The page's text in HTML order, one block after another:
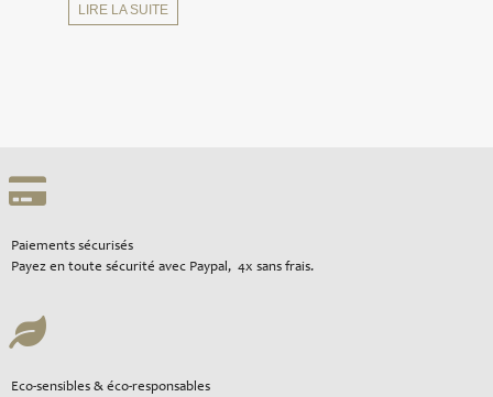
LIRE LA SUITE
Paiements sécurisés
Payez en toute sécurité avec Paypal, 4x sans frais.
Eco-sensibles & éco-responsables